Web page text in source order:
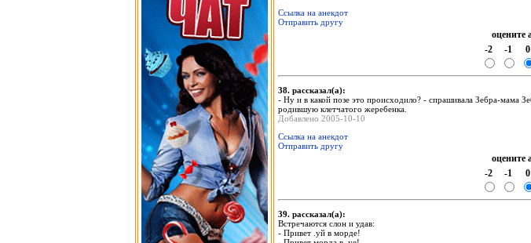
Ссылка на анекдот
Отправить другу
оцените
-2
-1 0
38. рассказал(а):
- Ну и в какой позе это происходило? - спрашивала Зебра-мама
родившую клетчатого жеребенка.
Добавлено 2005-10-10
Ссылка на анекдот
Отправить другу
оцените
-2
-1 0
39. рассказал(а):
Встречаются слон и удав:
- Привет .уй в морде!